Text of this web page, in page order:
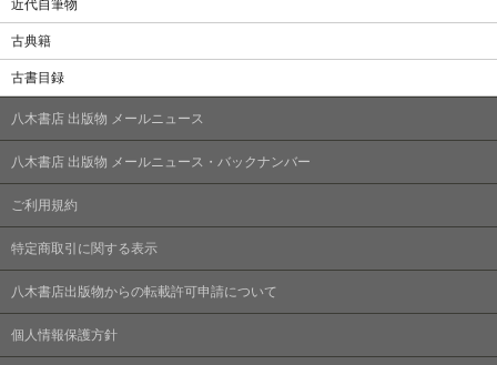
近代自筆物
古典籍
古書目録
八木書店 出版物 メールニュース
八木書店 出版物 メールニュース・バックナンバー
ご利用規約
特定商取引に関する表示
八木書店出版物からの転載許可申請について
個人情報保護方針